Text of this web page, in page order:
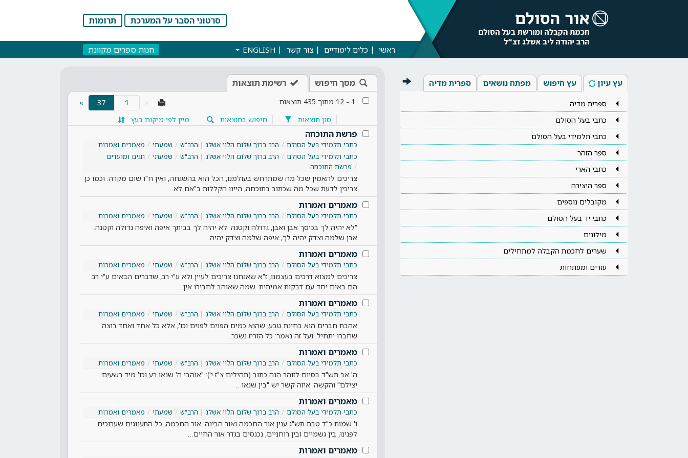
סרטוני הסבר על המערכת תרומות
ראשי כלים לימודיים צור קשר ENGLISH חנות ספרים מקוונת
עץ עיון עץ חיפוש מפתח נושאים ספרית מדיה
ספרית מדיה
כתבי בעל הסולם
כתבי תלמידי בעל הסולם
ספר הזהר
כתבי הארי
ספר היצירה
מקובלים נוספים
כתבי יד בעל הסולם
מילונים
שערים לחכמת הקבלה למתחילים
עזרים ומפתחות
מסך חיפוש רשימת תוצאות
1
-
12 מתוך 435 תוצאות 37
(current)
»
סנן תוצאות
חיפוש בתוצאות מיין לפי מיקום בעץ
פרשת התוכחה
כתבי תלמידי בעל הסולם הרב ברוך שלום הלוי אשלג | הרב"ש שמעתי
מאמרים ואמרות
כתבי תלמידי בעל הסולם
הרב ברוך שלום הלוי אשלג | הרב"ש שמעתי
חגים ומועדים
פרשת התוכחה
צריכים להאמין שכל מה שמתרחש בעולמנו, הכל הוא בהשגחה, ואין ח"ו שום מקרה. וכמו כן
צריכין לדעת שכל מה שכתוב בתוכחה, היינו הקללות ב"אם לא…
מאמרים ואמרות
כתבי תלמידי בעל הסולם הרב ברוך שלום הלוי אשלג | הרב"ש שמעתי מאמרים ואמרות
"לא יהיה לך בכיסך אבן ואבן, גדולה וקטנה. לא יהיה לך בביתך איפה ואיפה גדולה וקטנה.
אבן שלמה וצדק יהיה לך, איפה שלמה וצדק יהיה…
מאמרים ואמרות
כתבי תלמידי בעל הסולם הרב ברוך שלום הלוי אשלג | הרב"ש שמעתי מאמרים ואמרות
צריכים למצוא דרכים בעצמנו, ז"א שאנחנו צריכים לעיין ולא ע"י רב, שדברים הבאים ע"י רב
הם באים יחד עם דבקות אמיתית. שמה שאוהב לחבירו אין…
מאמרים ואמרות
כתבי תלמידי בעל הסולם הרב ברוך שלום הלוי אשלג | הרב"ש שמעתי מאמרים ואמרות
אהבת חברים הוא בחינת טבע, שהוא כמים הפנים לפנים וכו', אלא כל אחד ואחד רוצה
שחברו יתחיל. ועל זה נאמר: כל הזריז נשכר.…
מאמרים ואמרות
כתבי תלמידי בעל הסולם הרב ברוך שלום הלוי אשלג | הרב"ש שמעתי מאמרים ואמרות
ה' אב תש"ד בסיום לזוהר הנה כתוב (תהילים צ"ז י'): "אוהבי ה' שנאו רע וכו' מיד רשעים
יצילם" והקשה: איזה קשר יש "בין שנאו…
מאמרים ואמרות
כתבי תלמידי בעל הסולם הרב ברוך שלום הלוי אשלג | הרב"ש שמעתי מאמרים ואמרות
ו' שמות כ"ד טבת תש"ג ענין אור החכמה ואור הבינה: אור החכמה, כל התענוגים שערוכים
לפנינו, בין גשמיים ובין רוחניים, נכנסים בגדר אור החיים…
מאמרים ואמרות